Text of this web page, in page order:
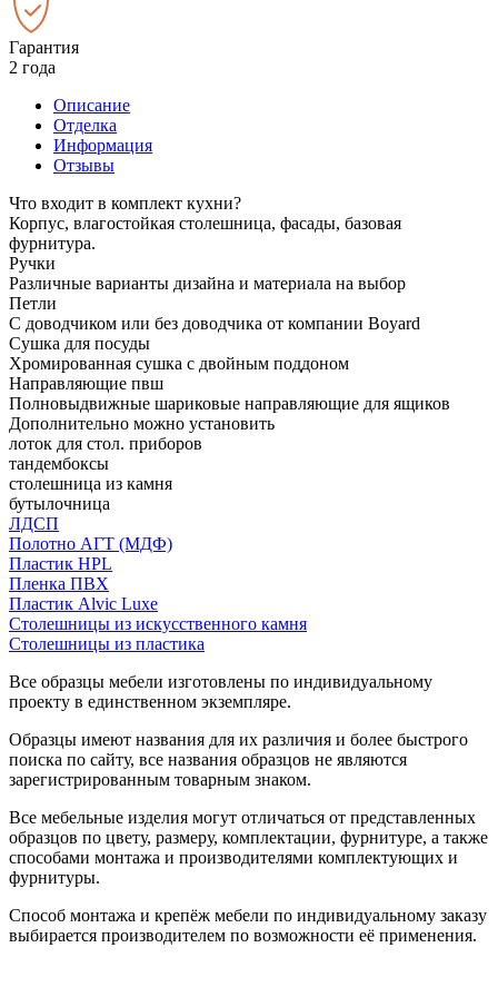
Гарантия
2 года
Описание
Отделка
Информация
Отзывы
Что входит в комплект кухни?
Корпус, влагостойкая столешница, фасады, базовая
фурнитура.
Ручки
Различные варианты дизайна и материала на выбор
Петли
С доводчиком или без доводчика от компании Boyard
Сушка для посуды
Хромированная сушка с двойным поддоном
Направляющие пвш
Полновыдвижные шариковые направляющие для ящиков
Дополнительно можно установить
лоток для стол. приборов
тандембоксы
столешница из камня
бутылочница
ЛДСП
Полотно АГТ (МДФ)
Пластик HPL
Пленка ПВХ
Пластик Alvic Luxe
Столешницы из искусственного камня
Столешницы из пластика
Все образцы мебели изготовлены по индивидуальному
проекту в единственном экземпляре.
Образцы имеют названия для их различия и более быстрого
поиска по сайту, все названия образцов не являются
зарегистрированным товарным знаком.
Все мебельные изделия могут отличаться от представленных
образцов по цвету, размеру, комплектации, фурнитуре, а также
способами монтажа и производителями комплектующих и
фурнитуры.
Способ монтажа и крепёж мебели по индивидуальному заказу
выбирается производителем по возможности её применения.